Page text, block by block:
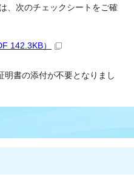
、次のチェックシートをご確
142.3KB）
書の添付が不要となりまし